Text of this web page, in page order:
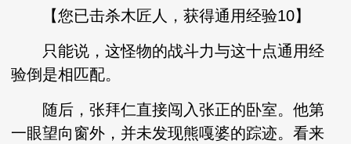
【您已击杀木匠人，获得通用经验10】
只能说，这怪物的战斗力与这十点通用经
验倒是相匹配。
随后，张拜仁直接闯入张正的卧室。他第
一眼望向窗外，并未发现熊嘎婆的踪迹。看来